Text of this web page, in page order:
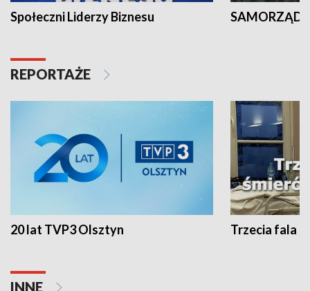
Społeczni Liderzy Biznesu SAMORZĄD
REPORTAŻE
20 lat TVP3 Olsztyn Trzecia fala -
INNE